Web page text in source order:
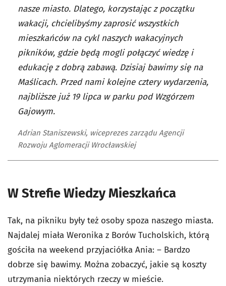
nasze miasto. Dlatego, korzystając z początku
wakacji, chcielibyśmy zaprosić wszystkich
mieszkańców na cykl naszych wakacyjnych
pikników, gdzie będą mogli połączyć wiedzę i
edukację z dobrą zabawą. Dzisiaj bawimy się na
Maślicach. Przed nami kolejne cztery wydarzenia,
najbliższe już 19 lipca w parku pod Wzgórzem
Gajowym.
Adrian Staniszewski, wiceprezes zarządu Agencji
Rozwoju Aglomeracji Wrocławskiej
W Strefie Wiedzy Mieszkańca
Tak, na pikniku były też osoby spoza naszego miasta.
Najdalej miała Weronika z Borów Tucholskich, którą
gościła na weekend przyjaciółka Ania: – Bardzo
dobrze się bawimy. Można zobaczyć, jakie są koszty
utrzymania niektórych rzeczy w mieście.